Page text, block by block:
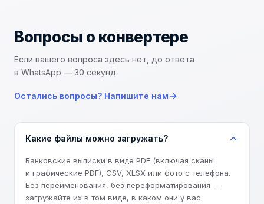
Вопросы о конвертере
Если вашего вопроса здесь нет, до ответа
в WhatsApp — 30 секунд.
Остались вопросы? Напишите нам
Какие файлы можно загружать?
Банковские выписки в виде PDF (включая сканы
и графические PDF), CSV, XLSX или фото с телефона.
Без переименования, без переформатирования —
загружайте их в том виде, в каком они у вас